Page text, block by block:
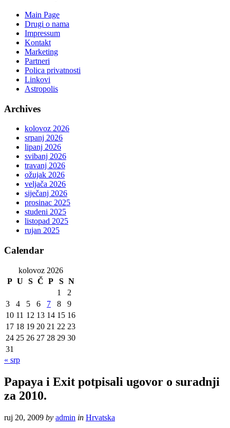
Main Page
Drugi o nama
Impressum
Kontakt
Marketing
Partneri
Polica privatnosti
Linkovi
Astropolis
Archives
kolovoz 2026
srpanj 2026
lipanj 2026
svibanj 2026
travanj 2026
ožujak 2026
veljača 2026
siječanj 2026
prosinac 2025
studeni 2025
listopad 2025
rujan 2025
Calendar
kolovoz 2026
P U S Č P S N
1
2
3
4 5 6 7 8
9
10 11 12 13 14 15 16
17 18 19 20 21 22 23
24 25 26 27 28 29 30
31
« srp
Papaya i Exit potpisali ugovor o suradnji
za 2010.
ruj 20, 2009 by admin in Hrvatska